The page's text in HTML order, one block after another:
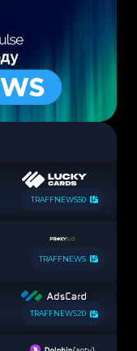
TRAFFNEWS50
TRAFFNEWS
TRAFFNEWS20